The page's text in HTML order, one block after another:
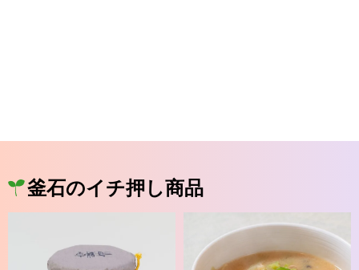
釜石のイチ押し商品